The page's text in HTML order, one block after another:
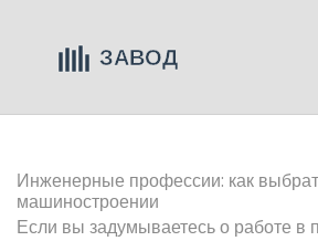
Инженерные профессии: как
машиностроении
Если вы задумываетесь о работе в